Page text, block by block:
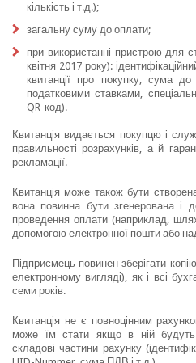
кількість і т.д.);
загальну суму до оплати;
при використанні пристрою для
квітня 2017 року):
квитанції про покупку, сума
податковими ставками,
QR-код).
Квитанція видається покупцю і
правильності розрахунків, а й
рекламації.
Квитанція може також бути
вона повинна бути згенерована і
проведення оплати (наприклад,
допомогою електронної пошти або
Підприємець повинен зберігати
електронному вигляді), як і всі
семи років.
Квитанція не є повноцінним
може їм стати якщо в ній будуть
складові частини рахунку